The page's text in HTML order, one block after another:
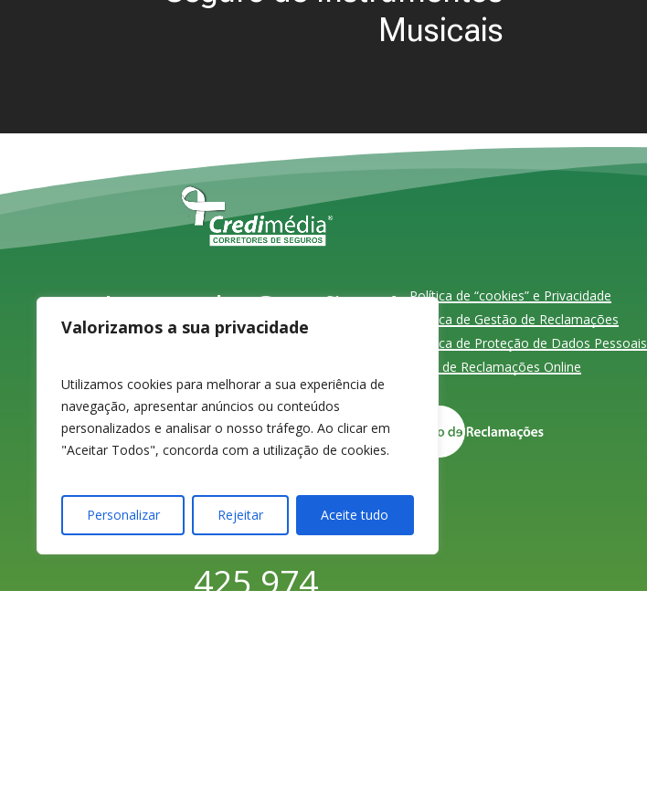
Valorizamos a sua privacidade
Utilizamos cookies para melhorar a sua experiência de
navegação, apresentar anúncios ou conteúdos
personalizados e analisar o nosso tráfego. Ao clicar em
"Aceitar Todos", concorda com a utilização de cookies.
Personalizar Rejeitar Aceite tudo
Musicais
Largo do Carvão, 4,
3080-070 Figueira
da Foz
233 420 141 / 233
425 974
Política de “cookies” e Privacidade
Política de Gestão de Reclamações
Política de Proteção de Dados Pessoais
Livro de Reclamações Online